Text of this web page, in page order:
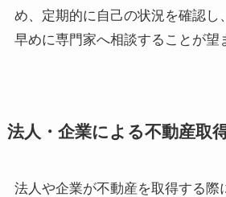
め、定期的に自己の状況を確認し
早めに専門家へ相談することが望
法人・企業による不動産取
法人や企業が不動産を取得する際